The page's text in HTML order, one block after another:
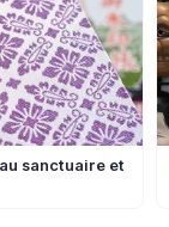
sanctuaire et